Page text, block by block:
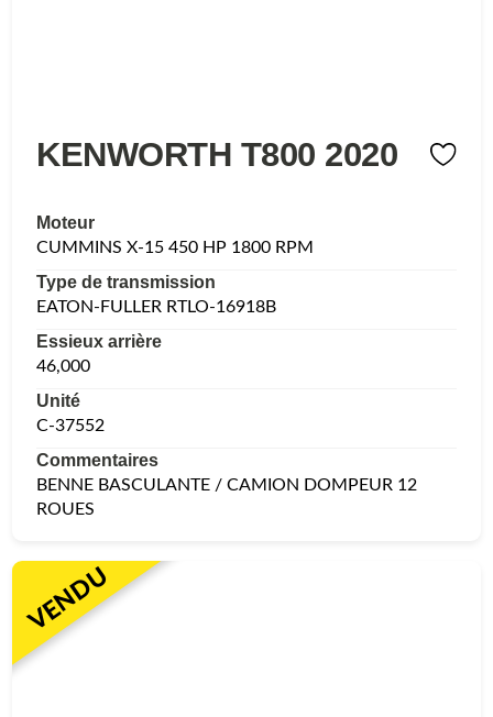
KENWORTH T800 2020
Moteur
CUMMINS X-15 450 HP 1800 RPM
Type de transmission
EATON-FULLER RTLO-16918B
Essieux arrière
46,000
Unité
C-37552
Commentaires
BENNE BASCULANTE / CAMION DOMPEUR 12
ROUES
VENDU